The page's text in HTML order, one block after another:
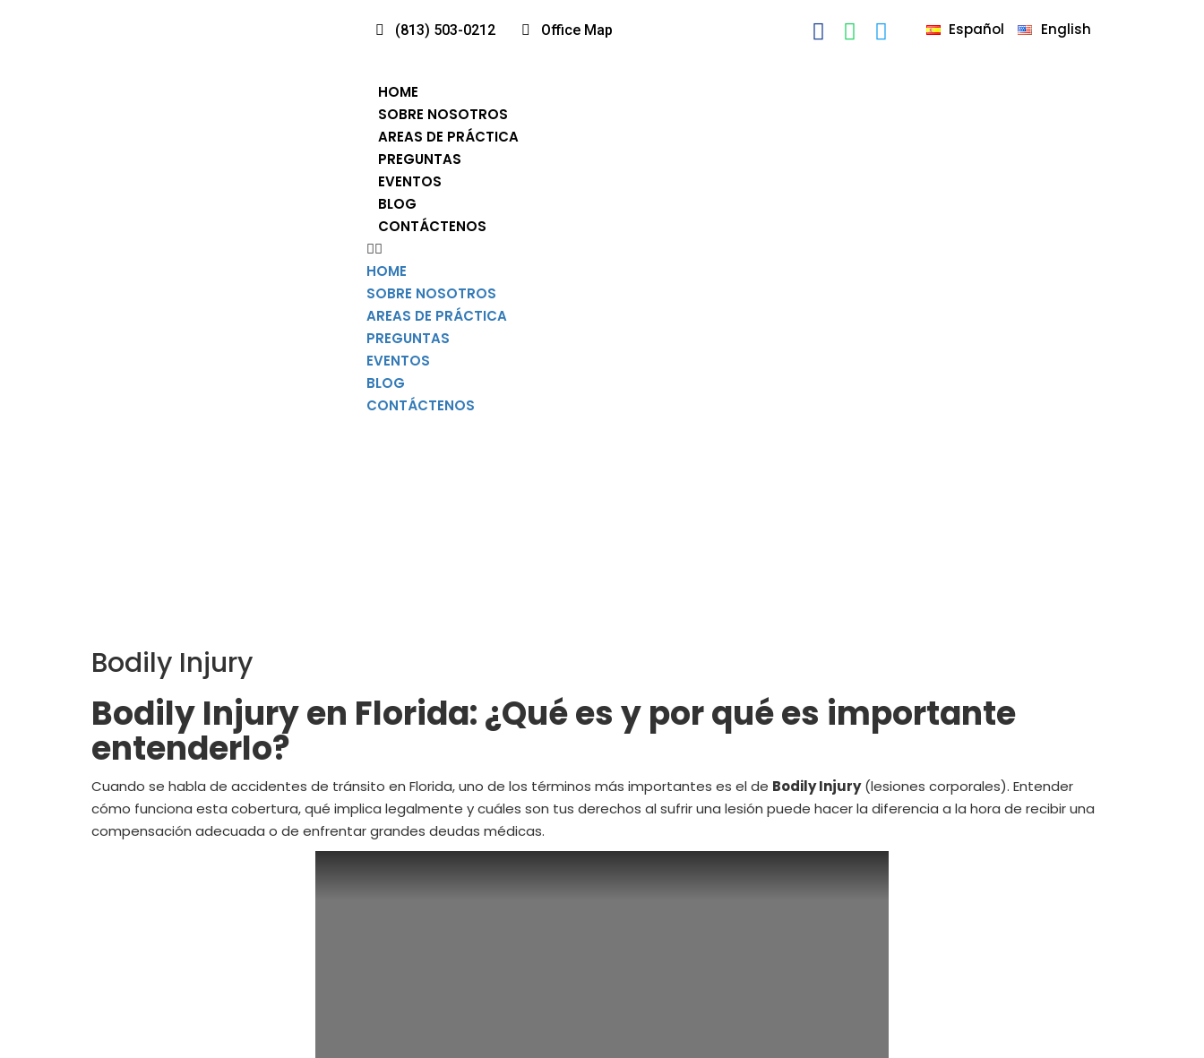
(813) 503-0212 Office Map Español English
HOME
SOBRE NOSOTROS
AREAS DE PRÁCTICA
PREGUNTAS
EVENTOS
BLOG
CONTÁCTENOS
HOME
SOBRE NOSOTROS
AREAS DE PRÁCTICA
PREGUNTAS
EVENTOS
BLOG
CONTÁCTENOS
Bodily Injury
Bodily Injury en Florida: ¿Qué es y por qué es importante
entenderlo?
Cuando se habla de accidentes de tránsito en Florida, uno de los términos más importantes es el de Bodily Injury(lesiones corporales). Entender
cómo funciona esta cobertura, qué implica legalmente y cuáles son tus derechos al sufrir una lesión puede hacer la diferencia a la hora de recibir una
compensación adecuada o de enfrentar grandes deudas médicas.